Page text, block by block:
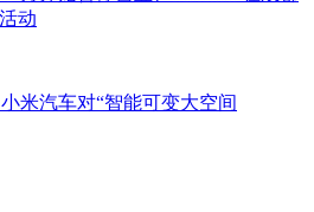
动
米汽车对“智能可变大空间